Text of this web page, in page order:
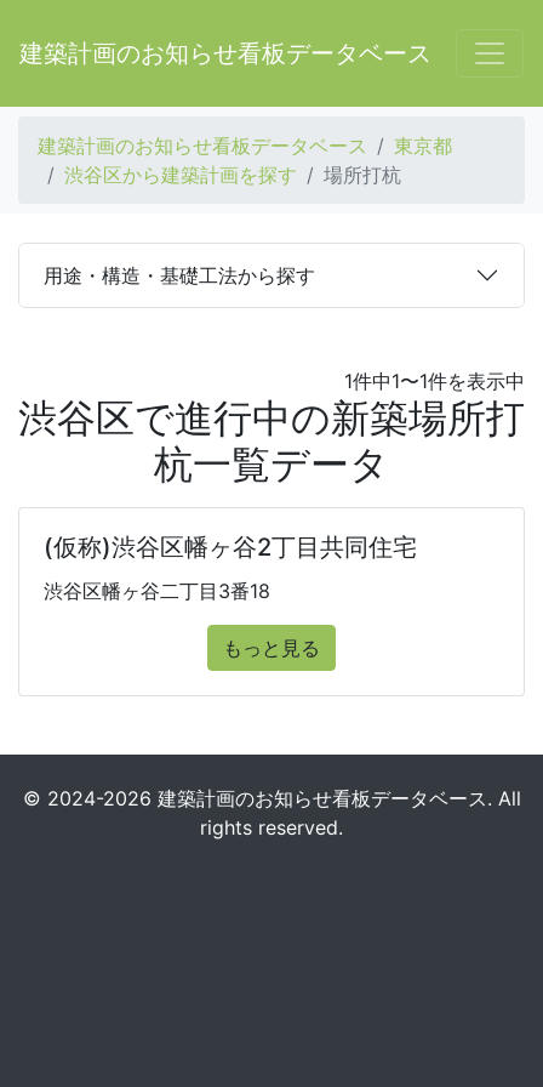
建築計画のお知らせ看板データベース
建築計画のお知らせ看板データベース
東京都
渋谷区から建築計画を探す
場所打杭
用途・構造・基礎工法から探す
1件中1〜1件を表示中
渋谷区で進行中の新築場所打
杭一覧データ
(仮称)渋谷区幡ヶ谷2丁目共同住宅
渋谷区幡ヶ谷二丁目3番18
もっと見る
© 2024-2026 建築計画のお知らせ看板データベース. All
rights reserved.